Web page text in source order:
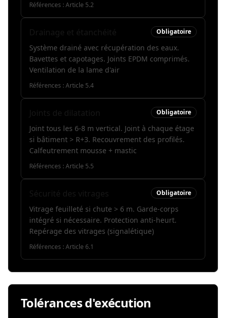
Références : Article 5.2
Obligatoire
Système drainé avec récupération des eaux.
Bavettes et capotages. Joints EPDM comprimés.
Ventilation de la lame d'air
Références : Article 5.4
Obligatoire
Joint tous les 6-8 m vertical. Joint à chaque étage
si bâtiment > R+3. Recouvrement des profilés.
Calfeutrement mousse + mastic
Références : Article 5.5
Obligatoire
Vitrage feuilleté si chute > 6 m. Garde-corps
intégré si nécessaire. Protection anti-heurt.
Repérage des vitrages (signalétique)
Références : Article 6.1
Tolérances d'exécution